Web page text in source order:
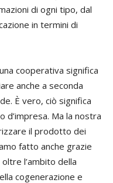
di ogni tipo, dal
in termini di
cooperativa significa
anche a seconda
È vero, ciò significa
d’impresa. Ma la nostra
il prodotto dei
fatto anche grazie
l’ambito della
cogenerazione e